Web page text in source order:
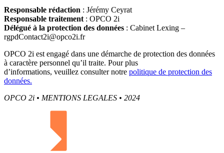
Responsable rédaction : Jérémy Ceyrat
Responsable traitement : OPCO 2i
Délégué à la protection des données : Cabinet Lexing –
rgpdContact2i@opco2i.fr
OPCO 2i est engagé dans une démarche de protection des données
à caractère personnel qu’il traite. Pour plus
d’informations, veuillez consulter notre politique de protection des
données.
OPCO 2i • MENTIONS LEGALES • 2024